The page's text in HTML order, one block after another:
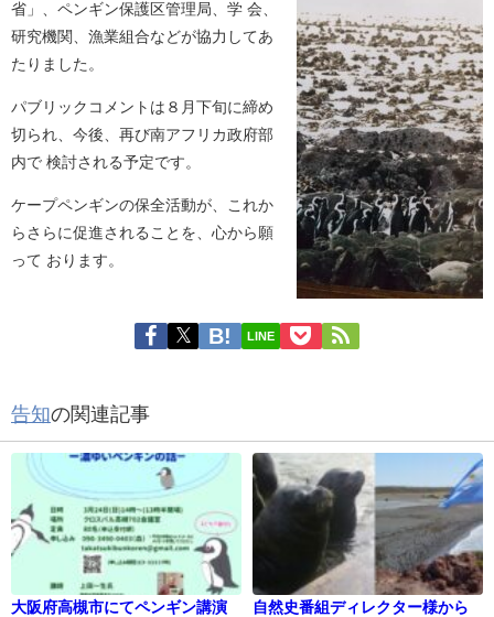
省」、ペンギン保護区管理局、学 会、
研究機関、漁業組合などが協力してあ
たりました。
パブリックコメントは８月下旬に締め
切られ、今後、再び南アフリカ政府部
内で 検討される予定です。
ケープペンギンの保全活動が、これか
らさらに促進されることを、心から願
って おります。
LINE
告知の関連記事
大阪府高槻市にてペンギン講演
自然史番組ディレクター様から